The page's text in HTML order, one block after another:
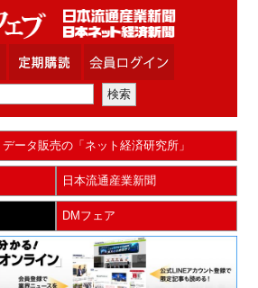
データ販売の「ネット経済研究所」
日本流通産業新聞
DMフェア